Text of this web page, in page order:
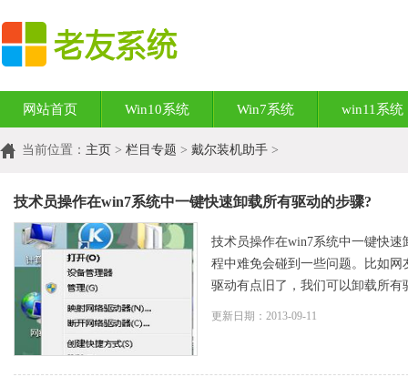
网站首页 Win10系统 Win7系统 win11系统
当前位置： 主页 > 栏目专题 > 戴尔装机助手 >
技术员操作在win7系统中一键快速卸载所有驱动的步骤?
技术员操作在win7系统中一键快
程中难免会碰到一些问题。比如
驱动有点旧了，我们可以卸载所
更新日期：2013-09-11